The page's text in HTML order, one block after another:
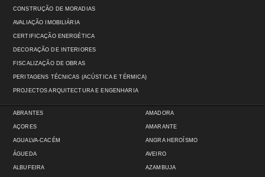
CONSTRUÇÃO DE MORADIAS
AVALIAÇÃO IMOBILIÁRIA
CERTIFICAÇÃO ENERGÉTICA
DECORAÇÃO DE INTERIORES
FISCALIZAÇÃO DE OBRAS
PERITAGENS TÉCNICAS (ACÚSTICA E TÉRMICA)
PROJECTOS ARQUITECTURA E ENGENHARIA
ABRANTES
AÇORES
AGUALVA-CACÉM
ÁGUEDA
ALBUFEIRA
AMADORA
AMARANTE
ANGRA HEROÍSMO
AVEIRO
AZAMBUJA